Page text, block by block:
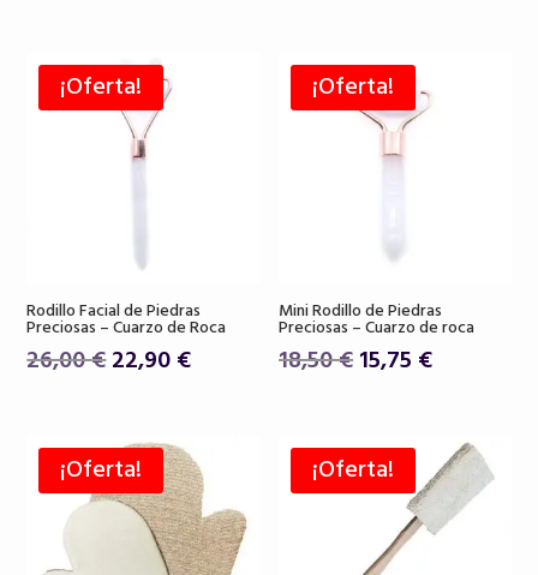
19,50 €.
era:
39,00 €.
¡Oferta!
Rodillo Facial de Piedras
Preciosas – Cuarzo de Roca
26,00€El
era:
26,00 €.
22,90€El
es:
22,90 €.
¡Oferta!
Mini Rodillo de Piedras
Preciosas – Cuarzo de roca
18,50€El
era:
18,50 €.
15,75 €El
es:
15,75 €.
¡Oferta! ¡Oferta!